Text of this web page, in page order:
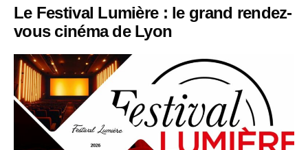
Le Festival Lumière : le grand rendez-
vous cinéma de Lyon